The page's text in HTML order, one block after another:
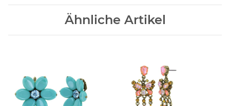
Ähnliche Artikel